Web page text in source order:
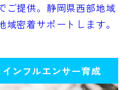
ご提供。静岡県西部地域
密着サポートします。
インフルエンサー育成